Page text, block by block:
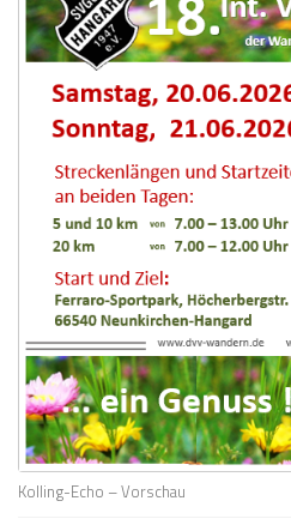
Kolling-Echo – Vorschau